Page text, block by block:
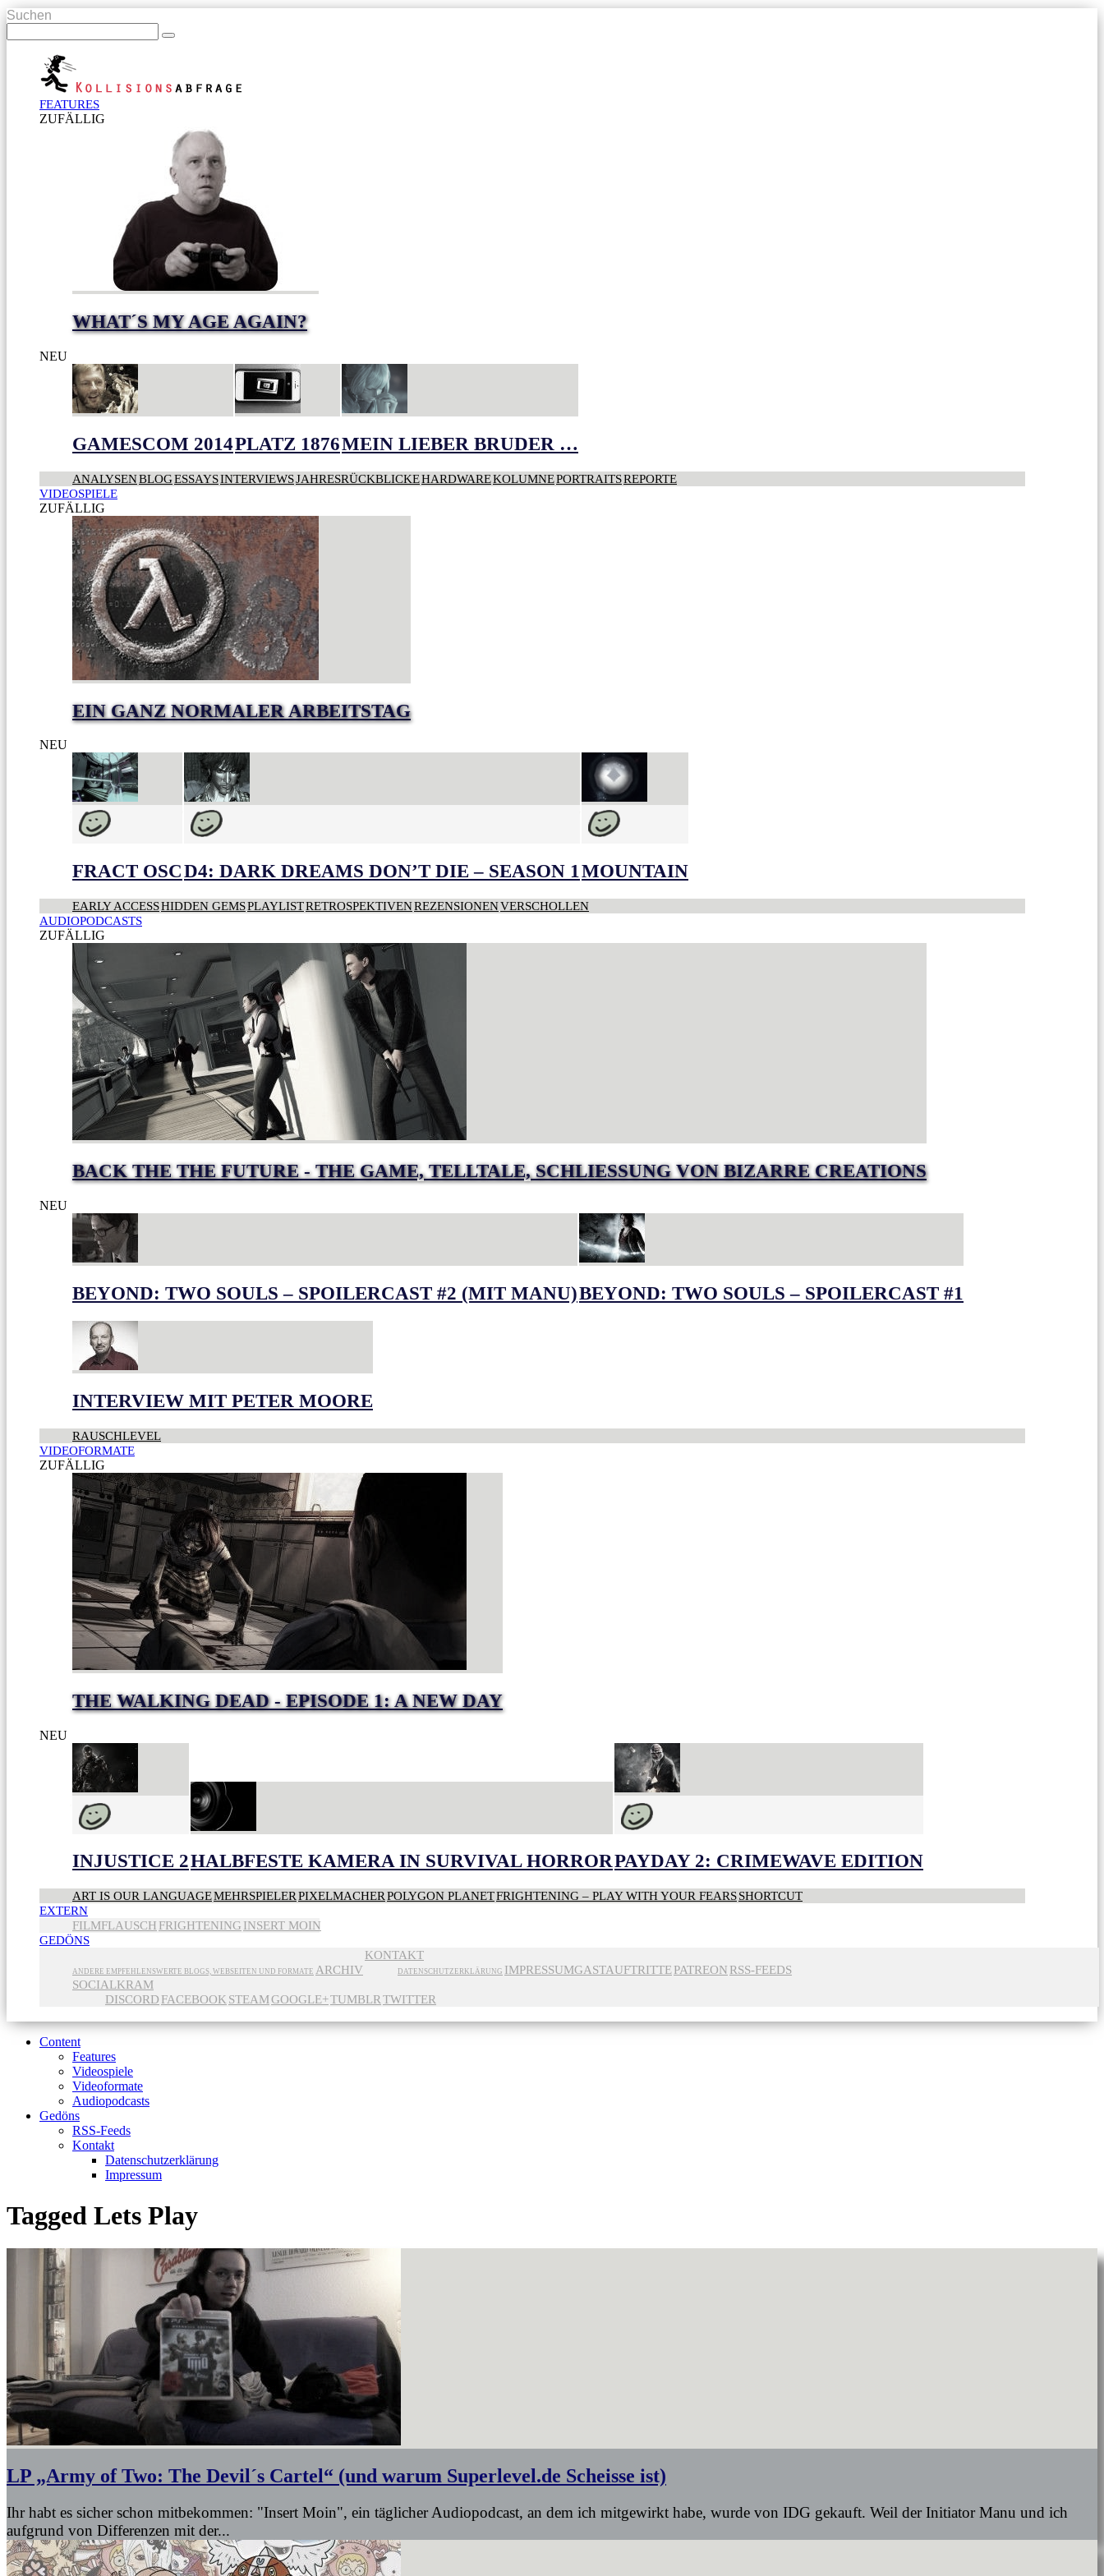
Suchen
FEATURES
ZUFÄLLIG
WHAT´S MY AGE AGAIN?
NEU
GAMESCOM 2014PLATZ 1876MEIN LIEBER BRUDER …
ANALYSENBLOGESSAYSINTERVIEWSJAHRESRÜCKBLICKEHARDWAREKOLUMNEPORTRAITSREPORTE
VIDEOSPIELE
ZUFÄLLIG
EIN GANZ NORMALER ARBEITSTAG
NEU
FRACT OSCD4: DARK DREAMS DON’T DIE – SEASON 1MOUNTAIN
EARLY ACCESSHIDDEN GEMSPLAYLISTRETROSPEKTIVENREZENSIONENVERSCHOLLEN
AUDIOPODCASTS
ZUFÄLLIG
BACK THE THE FUTURE - THE GAME, TELLTALE, SCHLIESSUNG VON BIZARRE CREATIONS
NEU
BEYOND: TWO SOULS – SPOILERCAST #2 (MIT MANU)BEYOND: TWO SOULS – SPOILERCAST #1
INTERVIEW MIT PETER MOORE
RAUSCHLEVEL
VIDEOFORMATE
ZUFÄLLIG
THE WALKING DEAD - EPISODE 1: A NEW DAY
NEU
INJUSTICE 2HALBFESTE KAMERA IN SURVIVAL HORRORPAYDAY 2: CRIMEWAVE EDITION
ART IS OUR LANGUAGEMEHRSPIELERPIXELMACHERPOLYGON PLANETFRIGHTENING – PLAY WITH YOUR FEARSSHORTCUT
EXTERN
FILMFLAUSCH FRIGHTENING INSERT MOIN
GEDÖNS
ANDERE EMPFEHLENSWERTE BLOGS, WEBSEITEN UND FORMATE ARCHIV
KONTAKT
DATENSCHUTZERKLÄRUNG IMPRESSUMGASTAUFTRITTEPATREON RSS-FEEDS
SOCIALKRAM
DISCORD FACEBOOK STEAMGOOGLE+TUMBLRTWITTER
Content
Features
Videospiele
Videoformate
Audiopodcasts
Gedöns
RSS-Feeds
Kontakt
Datenschutzerklärung
Impressum
Tagged Lets Play
LP „Army of Two: The Devil´s Cartel“ (und warum Superlevel.de Scheisse ist)
Ihr habt es sicher schon mitbekommen: "Insert Moin", ein täglicher Audiopodcast, an dem ich mitgewirkt habe, wurde von IDG gekauft. Weil der Initiator Manu und ich
aufgrund von Differenzen mit der...